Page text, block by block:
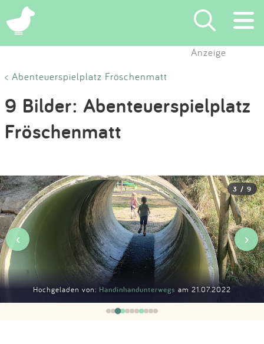
×
Suchen
Eintragen
App
Blog
Partner
Kontakt
Impressum
Anmelden
Anzeige
< Abenteuerspielplatz Fröschenmatt
9 Bilder: Abenteuerspielplatz
Fröschenmatt
Hochgeladen von: Handinhandunterwegs am 21.07.2022
3 / 9
‹ ›